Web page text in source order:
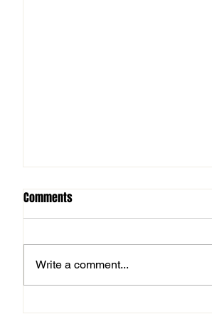
Sérültek állapota az Issimo elleni
Comments
Write a comment...